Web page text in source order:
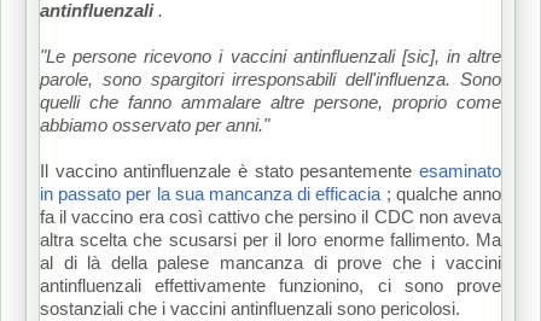
antinfluenzali.
"Le persone ricevono i vaccini antinfluenzali [sic], in altre
parole, sono spargitori irresponsabili dell'influenza. Sono
quelli che fanno ammalare altre persone, proprio come
abbiamo osservato per anni."
Il vaccino antinfluenzale è stato pesantemente esaminato
in passato per la sua mancanza di efficacia; qualche anno
fa il vaccino era così cattivo che persino il CDC non aveva
altra scelta che scusarsi per il loro enorme fallimento. Ma
al di là della palese mancanza di prove che i vaccini
antinfluenzali effettivamente funzionino, ci sono prove
sostanziali che i vaccini antinfluenzali sono pericolosi.